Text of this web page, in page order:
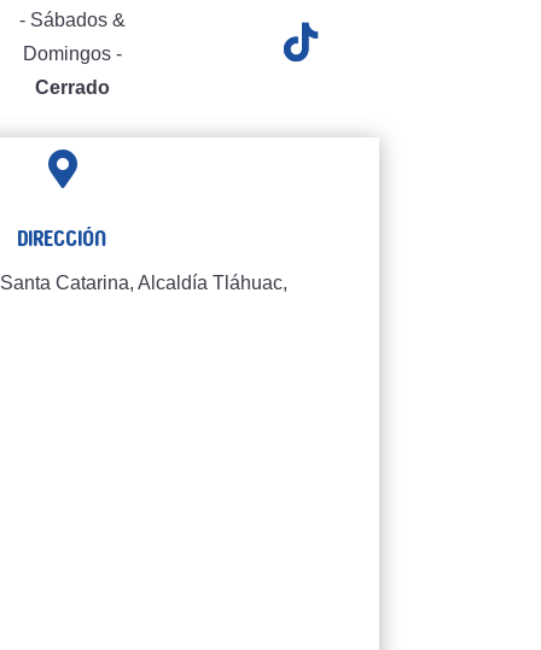
- Sábados &
Domingos -
Cerrado

Dirección
Catarina, Alcaldía Tláhuac,